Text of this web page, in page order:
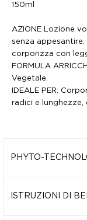
150ml
AZIONE Lozione
senza appesantire.
corporizza con
FORMULA
Vegetale.
IDEALE PER:
radici e
PHYTO-
Principio attivo
ISTRUZIONI DI